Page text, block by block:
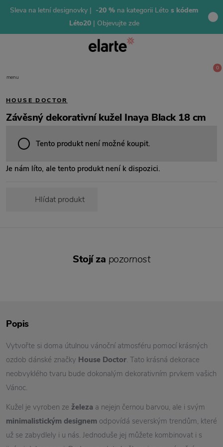
Sleva na letní designovky | -20 % na kategorii Léto s kódem
Léto20 | Objevujte zde
menu
0
HOUSE DOCTOR
Závěsný dekorativní kužel Inaya Black 18 cm
Tento produkt není možné koupit.
Je nám líto, ale tento produkt není k dispozici.
Hlídat produkt
Popis
Vytvořte si doma útulnou vánoční atmosféru pomocí krásných
ozdob dánské značky House Doctor. Tato krásná dekorace
neobvyklého tvaru bude dokonalým dekorativním prvkem vašich
Vánoc.
Kužel je vyroben ze železa a nejejn černou barvou, ale i svým
minimalistickým designem odpovídá severským trendům, které
už se zabydlely i u nás. Jednoduše jej můžete kombinovat i s
Stojí za pozornost